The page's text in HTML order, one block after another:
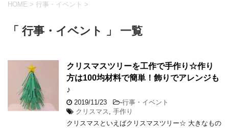
HOME > 行事・イベント >
「 行事・イベント 」 一覧
クリスマスツリーを工作で手作り☆作り
方は100均材料で簡単！飾りでアレンジも
♪
2019/11/23 -行事・イベント
クリスマス
手作り
クリスマスといえばクリスマスツリー☆ 大きなもの